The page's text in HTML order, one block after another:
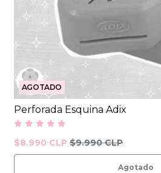
AGOTADO
Perforada Esquina Adix
$8.990 CLP $9.990 CLP
Agotado